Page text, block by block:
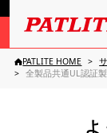
PATLITE HOME
全製品共通UL認証
よ